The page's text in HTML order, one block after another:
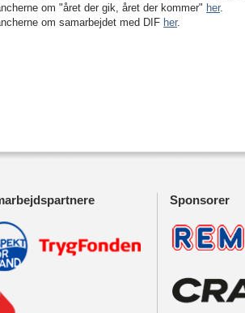
om "året der gik, året der kommer" her.
om samarbejdet med DIF her.
Sponsorer